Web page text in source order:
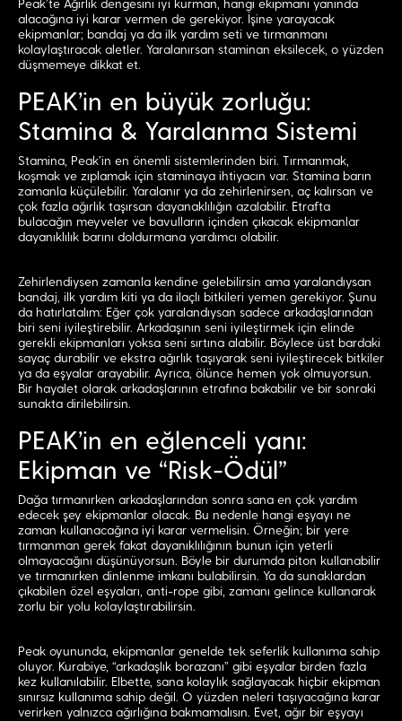
Peak’te Ağırlık dengesini iyi kurman, hangi ekipmanı yanında
alacağına iyi karar vermen de gerekiyor. İşine yarayacak
ekipmanlar; bandaj ya da ilk yardım seti ve tırmanmanı
kolaylaştıracak aletler. Yaralanırsan staminan eksilecek, o yüzden
düşmemeye dikkat et.
PEAK’in en büyük zorluğu:
Stamina & Yaralanma Sistemi
Stamina, Peak’in en önemli sistemlerinden biri. Tırmanmak,
koşmak ve zıplamak için staminaya ihtiyacın var. Stamina barın
zamanla küçülebilir. Yaralanır ya da zehirlenirsen, aç kalırsan ve
çok fazla ağırlık taşırsan dayanaklılığın azalabilir. Etrafta
bulacağın meyveler ve bavulların içinden çıkacak ekipmanlar
dayanıklılık barını doldurmana yardımcı olabilir.
Zehirlendiysen zamanla kendine gelebilirsin ama yaralandıysan
bandaj, ilk yardım kiti ya da ilaçlı bitkileri yemen gerekiyor. Şunu
da hatırlatalım: Eğer çok yaralandıysan sadece arkadaşlarından
biri seni iyileştirebilir. Arkadaşının seni iyileştirmek için elinde
gerekli ekipmanları yoksa seni sırtına alabilir. Böylece üst bardaki
sayaç durabilir ve ekstra ağırlık taşıyarak seni iyileştirecek bitkiler
ya da eşyalar arayabilir. Ayrıca, ölünce hemen yok olmuyorsun.
Bir hayalet olarak arkadaşlarının etrafına bakabilir ve bir sonraki
sunakta dirilebilirsin.
PEAK’in en eğlenceli yanı:
Ekipman ve “Risk-Ödül”
Dağa tırmanırken arkadaşlarından sonra sana en çok yardım
edecek şey ekipmanlar olacak. Bu nedenle hangi eşyayı ne
zaman kullanacağına iyi karar vermelisin. Örneğin; bir yere
tırmanman gerek fakat dayanıklılığının bunun için yeterli
olmayacağını düşünüyorsun. Böyle bir durumda piton kullanabilir
ve tırmanırken dinlenme imkanı bulabilirsin. Ya da sunaklardan
çıkabilen özel eşyaları, anti-rope gibi, zamanı gelince kullanarak
zorlu bir yolu kolaylaştırabilirsin.
Peak oyununda, ekipmanlar genelde tek seferlik kullanıma sahip
oluyor. Kurabiye, “arkadaşlık borazanı” gibi eşyalar birden fazla
kez kullanılabilir. Elbette, sana kolaylık sağlayacak hiçbir ekipman
sınırsız kullanıma sahip değil. O yüzden neleri taşıyacağına karar
verirken yalnızca ağırlığına bakmamalısın. Evet, ağır bir eşyayı